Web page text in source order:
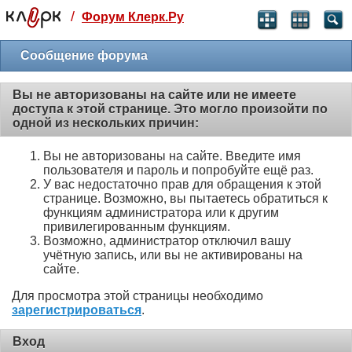
Святые угодники, Клерк без рекламы
прекрасен:)
месяц
₽
3 месяца
259 ₽
полгода
Оплатить
/ Форум Клерк.Ру
Сообщение форума
Вы не авторизованы на сайте или не имеете
доступа к этой странице. Это могло произойти по
одной из нескольких причин:
Вы не авторизованы на сайте. Введите имя
пользователя и пароль и попробуйте ещё раз.
У вас недостаточно прав для обращения к этой
странице. Возможно, вы пытаетесь обратиться к
функциям администратора или к другим
привилегированным функциям.
Возможно, администратор отключил вашу
учётную запись, или вы не активированы на
сайте.
Для просмотра этой страницы необходимо
зарегистрироваться.
Вход